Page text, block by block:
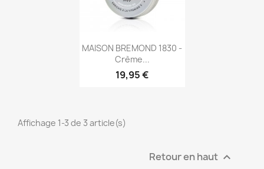
Aperçu rapide
MAISON BREMOND 1830 -
Crème...
19,95 €
Affichage 1-3 de 3 article(s)
Retour en haut 